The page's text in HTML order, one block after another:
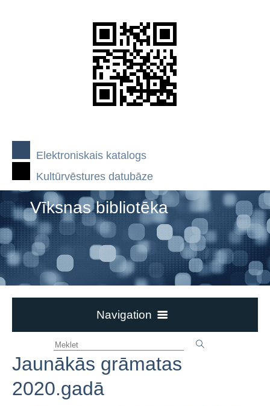
Elektroniskais katalogs
Kultūrvēstures datubāze
Vīksnas bibliotēka
Navigation
Darba laiki, kontakti
Informācijai!
Jaunākās grāmatas
2020.gadā